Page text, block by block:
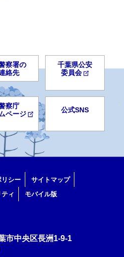
察署の
絡先
千葉県公安
委員会
察庁
ページ
公式SNS
リシー
サイトマップ
ィ モバイル版
市中央区長洲1-9-1